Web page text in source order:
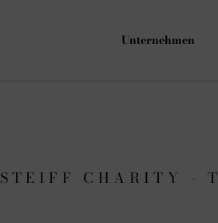
Unternehmen
STEIFF CHARITY -